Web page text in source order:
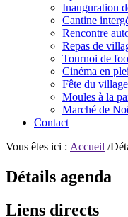
Inauguration
Cantine
Rencontre
Repas de
Tournoi de
Cinéma en
Fête du village
Moules à la
Marché de
Contact
Vous êtes ici : Accueil /
Détails agenda
Liens directs